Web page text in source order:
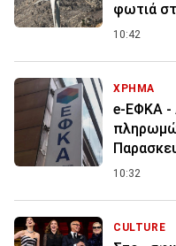
φωτιά
10:42
ΧΡΗΜΑ
e-ΕΦΚΑ -
10:32
CULTURE